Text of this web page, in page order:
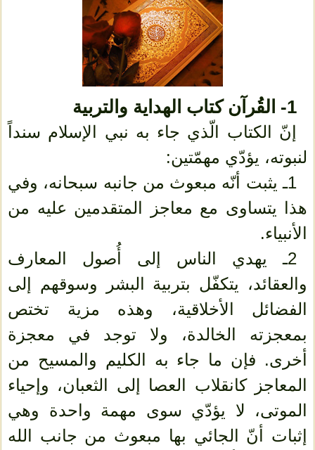
1- القُرآن كتاب الهداية والتربية
إنّ الكتاب الّذي جاء به نبي الإسلام سنداً
لنبوته، يؤدّي مهمّتين:
1ـ يثبت أنّه مبعوث من جانبه سبحانه، وفي
هذا يتساوى مع معاجز المتقدمين عليه من
الأنبياء.
2ـ يهدي الناس إلى أُصول المعارف
والعقائد، يتكفّل بتربية البشر وسوقهم إلى
الفضائل الأخلاقية، وهذه مزية تختص
بمعجزته الخالدة، ولا توجد في معجزة
أخرى. فإن ما جاء به الكليم والمسيح من
المعاجز كانقلاب العصا إلى الثعبان، وإحياء
الموتى، لا يؤدّي سوى مهمة واحدة وهي
إثبات أنّ الجائي بها مبعوث من جانب الله